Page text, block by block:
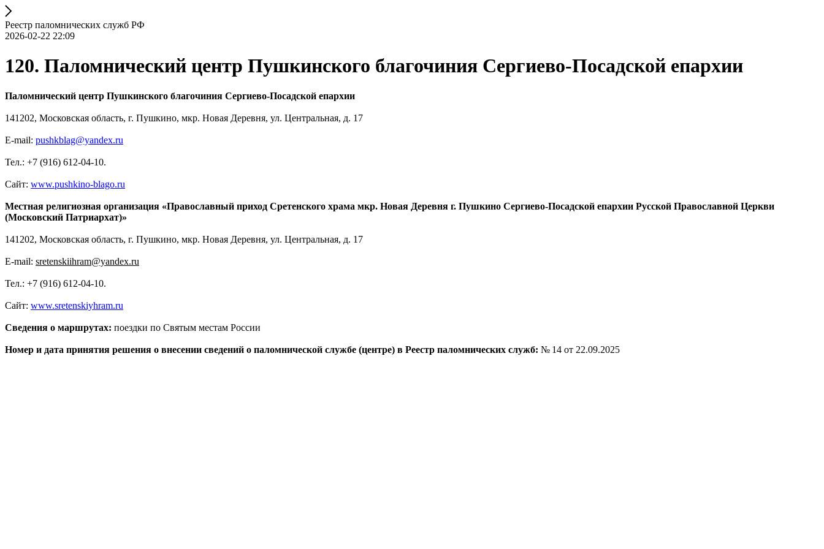
Реестр паломнических служб РФ
2026-02-22 22:09
120. Паломнический центр Пушкинского благочиния Сергиево-Посадской епархии
Паломнический центр Пушкинского благочиния Сергиево-Посадской епархии
141202, Московская область, г. Пушкино, мкр. Новая Деревня, ул. Центральная, д. 17
E-mail: pushkblag@yandex.ru
Тел.: +7 (916) 612-04-10.
Сайт: www.pushkino-blago.ru
Местная религиозная организация «Православный приход Сретенского храма мкр. Новая Деревня г. Пушкино Сергиево-Посадской епархии Русской Православной Церкви
(Московский Патриархат)»
141202, Московская область, г. Пушкино, мкр. Новая Деревня, ул. Центральная, д. 17
E-mail: sretenskiihram@yandex.ru
Тел.: +7 (916) 612-04-10.
Сайт: www.sretenskiyhram.ru
Сведения о маршрутах: поездки по Святым местам России
Номер и дата принятия решения о внесении сведений о паломнической службе (центре) в Реестр паломнических служб: № 14 от 22.09.2025